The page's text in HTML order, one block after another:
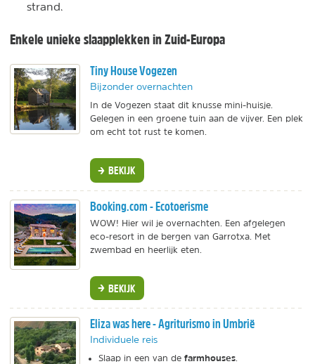
strand.
Enkele unieke slaapplekken in Zuid-Europa
Tiny House Vogezen
Bijzonder overnachten
In de Vogezen staat dit knusse mini-huisje.
Gelegen in een groene tuin aan de vijver. Een plek
om echt tot rust te komen.
BEKIJK
Booking.com - Ecotoerisme
WOW! Hier wil je overnachten. Een afgelegen
eco-resort in de bergen van Garrotxa. Met
zwembad en heerlijk eten.
BEKIJK
Eliza was here - Agriturismo in Umbrië
Individuele reis
Slaap in een van de farmhouses